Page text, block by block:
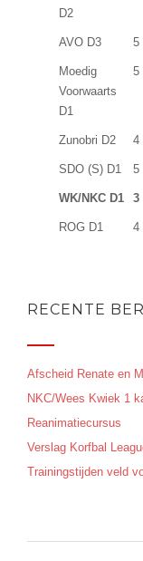
D2
AVO D3 5
Moedig
Voorwaarts
D1
5
Zunobri D2 4
SDO (S) D1 5
WK/NKC D1 3
ROG D1 4
RECENTE
Afscheid Renate en
NKC/Wees Kwiek 1
Reanimatiecursus
Verslag Korfbal
Trainingstijden veld